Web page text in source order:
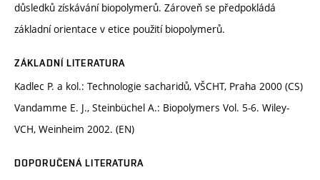
důsledků získávání biopolymerů. Zároveň se předpokládá
základní orientace v etice použití biopolymerů.
ZÁKLADNÍ LITERATURA
Kadlec P. a kol.: Technologie sacharidů, VŠCHT, Praha 2000 (CS)
Vandamme E. J., Steinbüchel A.: Biopolymers Vol. 5-6. Wiley-
VCH, Weinheim 2002. (EN)
DOPORUČENÁ LITERATURA